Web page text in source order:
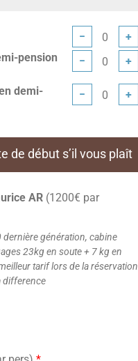
−
+
pension
− +
demi-
− +
de début s’il vous plaît
AR (1200€ par
dernière génération, cabine
23kg en soute + 7 kg en
tarif lors de la réservation
difference